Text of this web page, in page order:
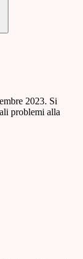
2023. Si
problemi alla